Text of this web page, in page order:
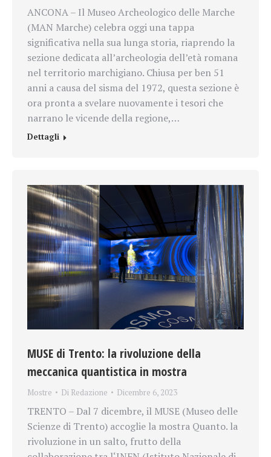
ANCONA – Il Museo Archeologico delle Marche
(MAN Marche) celebra oggi una tappa
significativa nella sua lunga storia, riaprendo la
sezione dedicata all’archeologia dell’età romana
nel territorio marchigiano. Chiusa per ben 51
anni a causa del sisma del 1972, questa sezione è
ora pronta a svelare nuovamente i tesori che
narrano le vicende della regione,…
Dettagli
MUSE di Trento: la rivoluzione della
meccanica quantistica in mostra
Mostre Di Redazione Dicembre 6, 2023
TRENTO – Dal 7 dicembre, il MUSE (Museo delle
Scienze di Trento) accoglie la mostra Quanto. la
rivoluzione in un salto, frutto della